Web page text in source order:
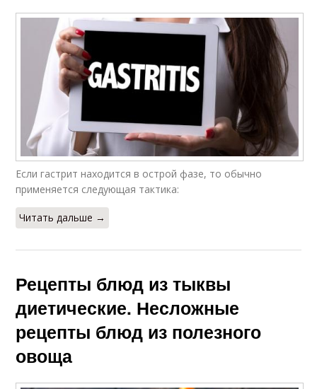
Если гастрит находится в острой фазе, то обычно
применяется следующая тактика:
Читать дальше →
Рецепты блюд из тыквы
диетические. Несложные
рецепты блюд из полезного
овоща